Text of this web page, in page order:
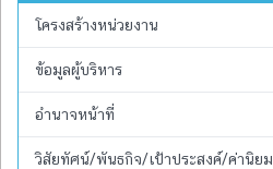
โครงสร้างหน่วยงาน
ข้อมูลผู้บริหาร
อำนาจหน้าที่
วิสัยทัศน์/พันธกิจ/เป้าประสงค์/ค่านิยม